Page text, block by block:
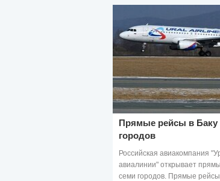
Прямые рейсы в Баку
городов
Российская авиакомпания
авиалинии" открывает
семи городов. Прямые рейсы